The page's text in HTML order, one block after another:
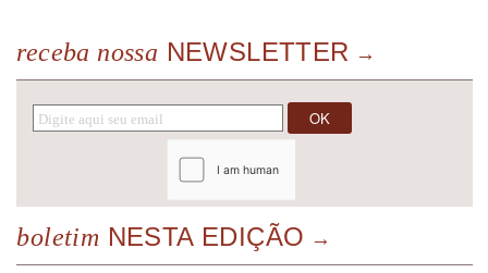
receba nossa NEWSLETTER
boletim NESTA EDIÇÃO